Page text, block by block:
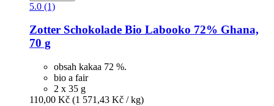
5.0 (1)
Zotter Schokolade Bio Labooko 72% Ghana,
70 g
obsah kakaa 72 %.
bio a fair
2 x 35 g
110,00 Kč (1 571,43 Kč / kg)